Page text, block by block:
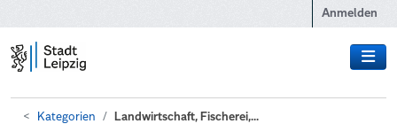
Anmelden
Kategorien Landwirtschaft, Fischerei,...